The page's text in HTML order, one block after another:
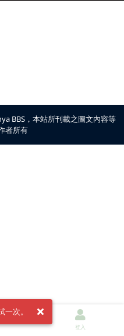
BBS，本站所刊載之圖文內容等
者所有
次。
登入